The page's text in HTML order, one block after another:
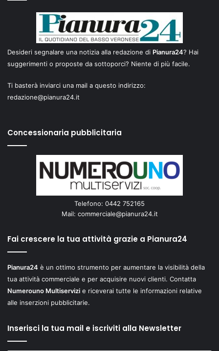
Desideri segnalare una notizia alla redazione di Pianura24? Hai
suggerimenti o proposte da sottoporci? Niente di più facile.
Ti basterà inviarci una mail a questo indirizzo:
redazione@pianura24.it
Concessionaria pubblicitaria
Telefono: 0442 752165
Mail: commerciale@pianura24.it
Fai crescere la tua attività grazie a Pianura24
Pianura24 è un ottimo strumento per aumentare la visibilità della
tua attività commerciale e per acquisire nuovi clienti. Contatta
Numerouno Multiservizi e riceverai tutte le informazioni relative
alle inserzioni pubblicitarie.
Inserisci la tua mail e iscriviti alla Newsletter